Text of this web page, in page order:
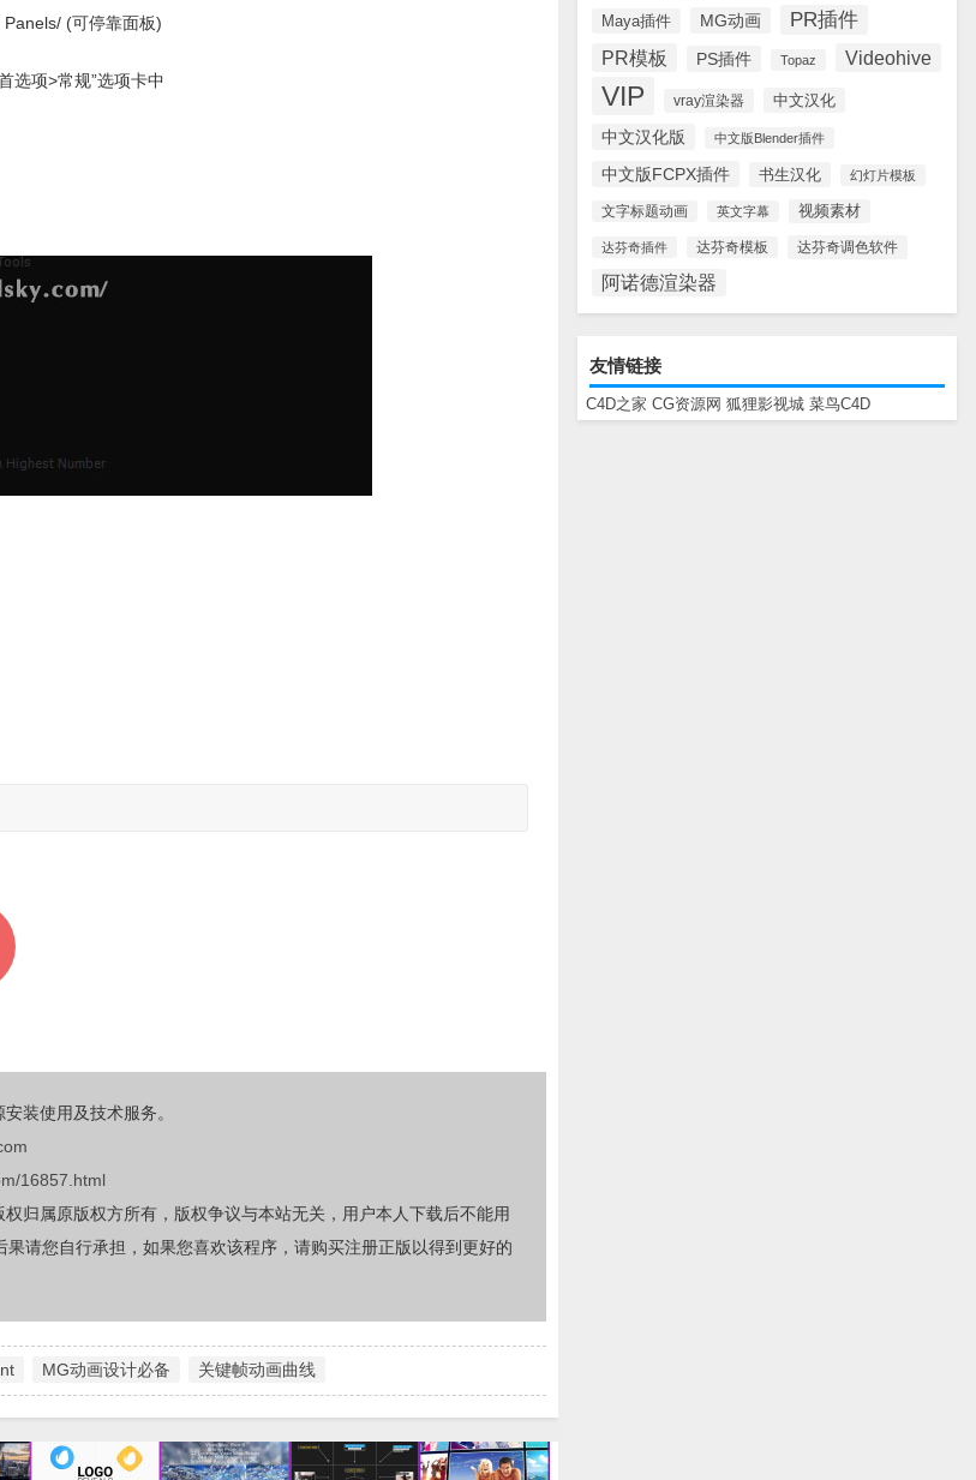
Maya插件 MG动画 PR插件
PR模板 PS插件 Topaz Videohive
VIP vray渲染器 中文汉化
中文汉化版 中文版Blender插件
中文版FCPX插件 书生汉化 幻灯片模板
文字标题动画 英文字幕 视频素材
达芬奇插件 达芬奇模板 达芬奇调色软件
阿诺德渲染器
友情链接
C4D之家 CG资源网 狐狸影视城 菜鸟C4D
(可停靠面板)
选项>常规”选项卡中
装使用及技术服务。
16857.html
归属原版权方所有，版权争议与本站无关，用户本人下载后不能用
请您自行承担，如果您喜欢该程序，请购买注册正版以得到更好的
MG动画设计必备 关键帧动画曲线